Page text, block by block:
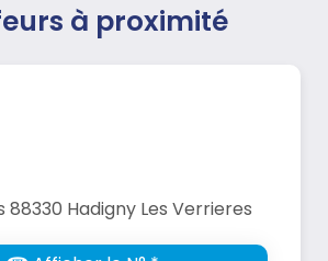
à proximité
88330 Hadigny Les Verrieres